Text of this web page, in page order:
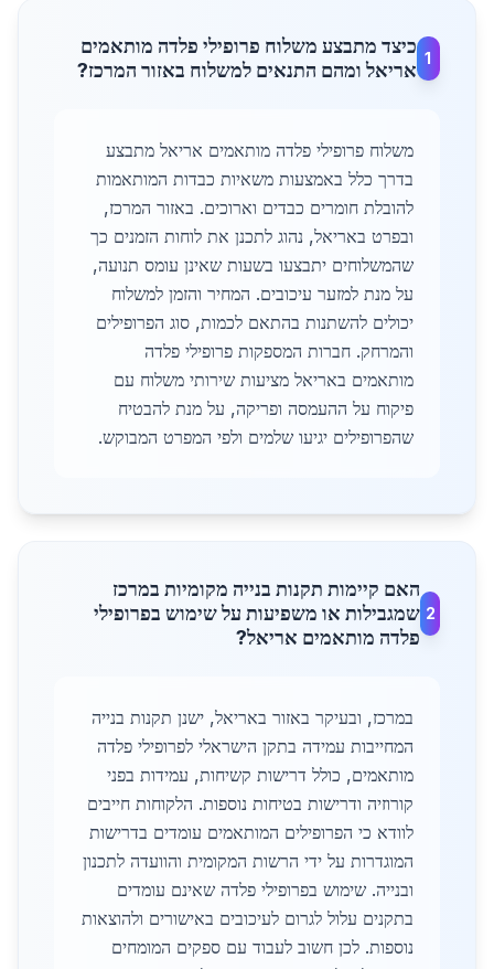
1
כיצד מתבצע משלוח פרופילי פלדה מותאמים
אריאל ומהם התנאים למשלוח באזור המרכז?
משלוח פרופילי פלדה מותאמים אריאל מתבצע
בדרך כלל באמצעות משאיות כבדות המותאמות
להובלת חומרים כבדים וארוכים. באזור המרכז,
ובפרט באריאל, נהוג לתכנן את לוחות הזמנים כך
שהמשלוחים יתבצעו בשעות שאינן עומס תנועה,
על מנת למזער עיכובים. המחיר והזמן למשלוח
יכולים להשתנות בהתאם לכמות, סוג הפרופילים
והמרחק. חברות המספקות פרופילי פלדה
מותאמים באריאל מציעות שירותי משלוח עם
פיקוח על ההעמסה ופריקה, על מנת להבטיח
שהפרופילים יגיעו שלמים ולפי המפרט המבוקש.
2
האם קיימות תקנות בנייה מקומיות במרכז
שמגבילות או משפיעות על שימוש בפרופילי
פלדה מותאמים אריאל?
במרכז, ובעיקר באזור באריאל, ישנן תקנות בנייה
המחייבות עמידה בתקן הישראלי לפרופילי פלדה
מותאמים, כולל דרישות קשיחות, עמידות בפני
קורוזיה ודרישות בטיחות נוספות. הלקוחות חייבים
לוודא כי הפרופילים המותאמים עומדים בדרישות
המוגדרות על ידי הרשות המקומית והוועדה לתכנון
ובנייה. שימוש בפרופילי פלדה שאינם עומדים
בתקנים עלול לגרום לעיכובים באישורים ולהוצאות
נוספות. לכן חשוב לעבוד עם ספקים המומחים